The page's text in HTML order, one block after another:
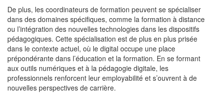
De plus, les coordinateurs de formation peuvent se spécialiser
dans des domaines spécifiques, comme la formation à distance
ou l’intégration des nouvelles technologies dans les dispositifs
pédagogiques. Cette spécialisation est de plus en plus prisée
dans le contexte actuel, où le digital occupe une place
prépondérante dans l’éducation et la formation. En se formant
aux outils numériques et à la pédagogie digitale, les
professionnels renforcent leur employabilité et s’ouvrent à de
nouvelles perspectives de carrière.